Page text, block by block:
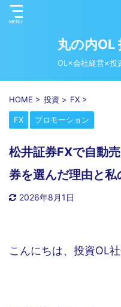
丸の内OL
OL×会社経営×投
HOME > 投資 > FX >
FX プロモーション
松井証券FXで自動
券を選んだ理由と私
2026年8月1日
こんにちは、投資OL